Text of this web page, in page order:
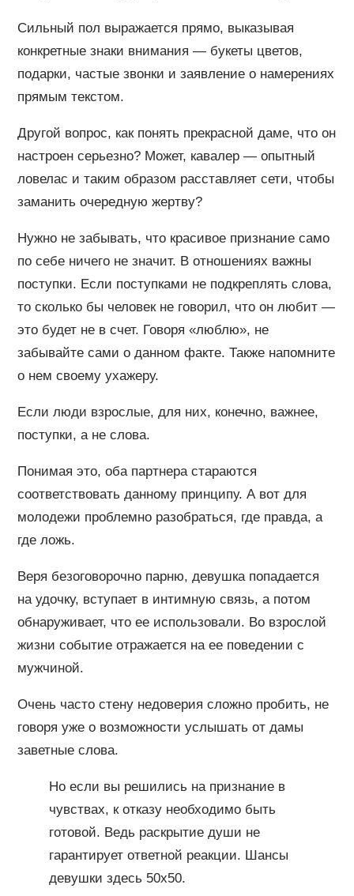
Сильный пол выражается прямо, выказывая
конкретные знаки внимания — букеты цветов,
подарки, частые звонки и заявление о намерениях
прямым текстом.
Другой вопрос, как понять прекрасной даме, что он
настроен серьезно? Может, кавалер — опытный
ловелас и таким образом расставляет сети, чтобы
заманить очередную жертву?
Нужно не забывать, что красивое признание само
по себе ничего не значит. В отношениях важны
поступки. Если поступками не подкреплять слова,
то сколько бы человек не говорил, что он любит —
это будет не в счет. Говоря «люблю», не
забывайте сами о данном факте. Также напомните
о нем своему ухажеру.
Если люди взрослые, для них, конечно, важнее,
поступки, а не слова.
Понимая это, оба партнера стараются
соответствовать данному принципу. А вот для
молодежи проблемно разобраться, где правда, а
где ложь.
Веря безоговорочно парню, девушка попадается
на удочку, вступает в интимную связь, а потом
обнаруживает, что ее использовали. Во взрослой
жизни событие отражается на ее поведении с
мужчиной.
Очень часто стену недоверия сложно пробить, не
говоря уже о возможности услышать от дамы
заветные слова.
Но если вы решились на признание в
чувствах, к отказу необходимо быть
готовой. Ведь раскрытие души не
гарантирует ответной реакции. Шансы
девушки здесь 50х50.